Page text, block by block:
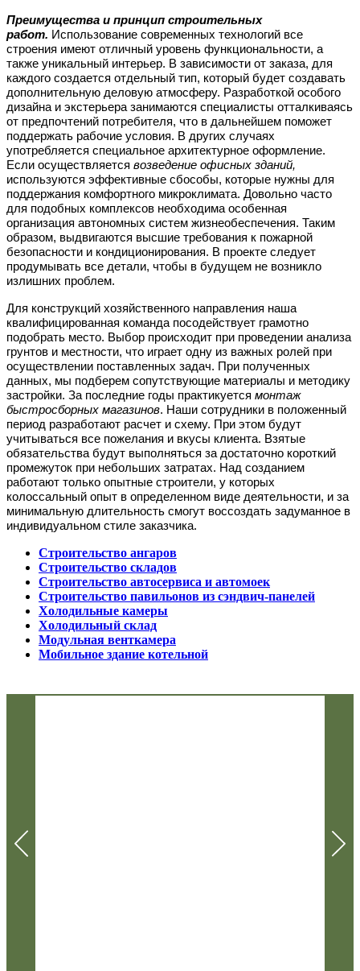
Преимущества и принцип строительных
работ. Использование современных технологий все
строения имеют отличный уровень функциональности, а
также уникальный интерьер. В зависимости от заказа, для
каждого создается отдельный тип, который будет создавать
дополнительную деловую атмосферу. Разработкой особого
дизайна и экстерьера занимаются специалисты отталкиваясь
от предпочтений потребителя, что в дальнейшем поможет
поддержать рабочие условия. В других случаях
употребляется специальное архитектурное оформление.
Если осуществляется возведение офисных зданий,
используются эффективные сбособы, которые нужны для
поддержания комфортного микроклимата. Довольно часто
для подобных комплексов необходима особенная
организация автономных систем жизнеобеспечения. Таким
образом, выдвигаются высшие требования к пожарной
безопасности и кондиционирования. В проекте следует
продумывать все детали, чтобы в будущем не возникло
излишних проблем.
Для конструкций хозяйственного направления наша
квалифицированная команда посодействует грамотно
подобрать место. Выбор происходит при проведении анализа
грунтов и местности, что играет одну из важных ролей при
осуществлении поставленных задач. При полученных
данных, мы подберем сопутствующие материалы и методику
застройки. За последние годы практикуется монтаж
быстросборных магазинов. Наши сотрудники в положенный
период разработают расчет и схему. При этом будут
учитываться все пожелания и вкусы клиента. Взятые
обязательства будут выполняться за достаточно короткий
промежуток при небольших затратах. Над созданием
работают только опытные строители, у которых
колоссальный опыт в определенном виде деятельности, и за
минимальную длительность смогут воссоздать задуманное в
индивидуальном стиле заказчика.
Строительство ангаров
Строительство складов
Строительство автосервиса и автомоек
Строительство павильонов из сэндвич-панелей
Холодильные камеры
Холодильный склад
Модульная венткамера
Мобильное здание котельной